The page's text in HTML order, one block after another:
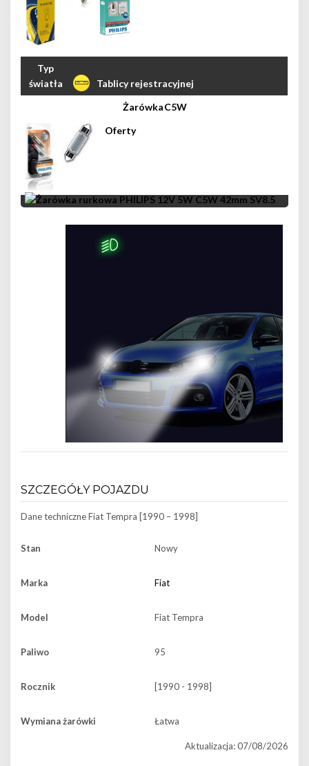
Tablicy rejestracyjnej
C5W
SZCZEGÓŁY POJAZDU
Dane techniczneFiat Tempra [1990 – 1998]
Stan Nowy
Marka Fiat
Model Fiat Tempra
Paliwo 95
Rocznik [1990 - 1998]
Wymiana żarówki Łatwa
Aktualizacja: 07/08/2026